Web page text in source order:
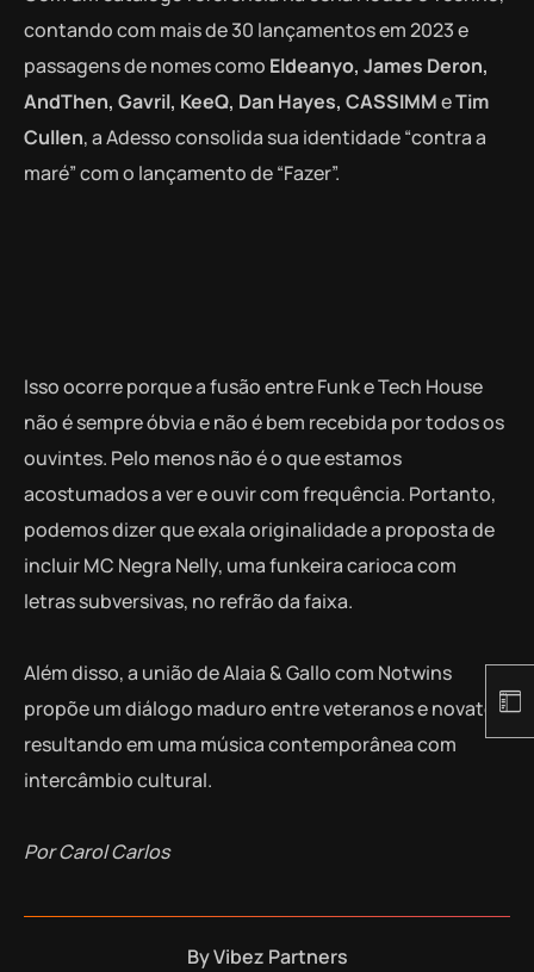
contando com mais de 30 lançamentos em 2023 e
passagens de nomes como Eldeanyo, James Deron,
AndThen, Gavril, KeeQ, Dan Hayes, CASSIMMeTim
Cullen, a Adesso consolida sua identidade “contra a
maré” com o lançamento de “Fazer”.
Isso ocorre porque a fusão entre Funk e Tech House
não é sempre óbvia e não é bem recebida por todos os
ouvintes. Pelo menos não é o que estamos
acostumados a ver e ouvir com frequência. Portanto,
podemos dizer que exala originalidade a proposta de
incluir MC Negra Nelly, uma funkeira carioca com
letras subversivas, no refrão da faixa.
Além disso, a união de Alaia & Gallo com Notwins
propõe um diálogo maduro entre veteranos e novatos,
resultando em uma música contemporânea com
intercâmbio cultural.
Por Carol Carlos
ByVibez Partners